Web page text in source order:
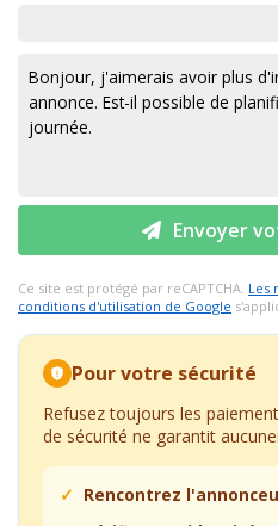
Envoyer
Ce site est protégé par reCAPTCHA. Les
conditions d'utilisation de Google
Pour votre sécurité
Refusez toujours les
de sécurité ne garantit
Rencontrez